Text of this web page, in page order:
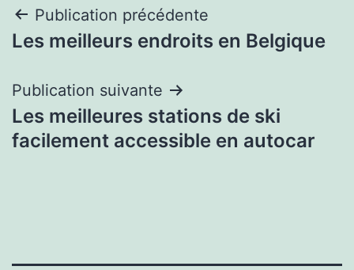
Navigation
de
l’article
Publication précédente
Les meilleurs endroits en Belgique
Publication suivante
Les meilleures stations de ski
facilement accessible en autocar